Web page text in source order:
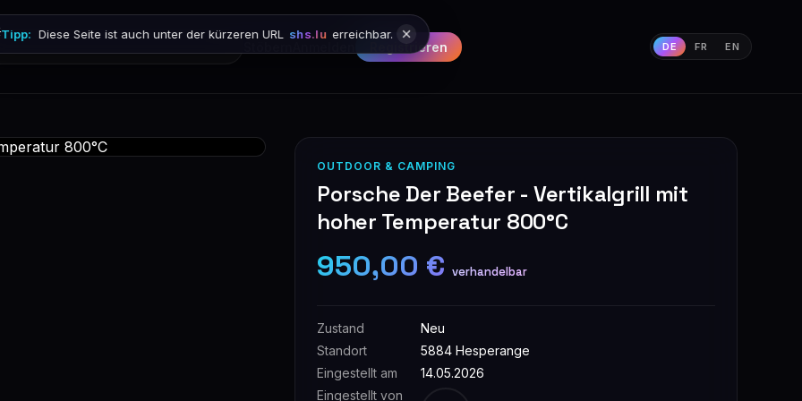
Registrieren DE FR EN
Tipp: Diese Seite ist auch unter der kürzeren URL shs.lu erreichbar.
OUTDOOR & CAMPING
Porsche Der Beefer - Vertikalgrill mit
hoher Temperatur 800°C
950,00 € verhandelbar
Zustand
Neu
Standort
5884 Hesperange
Eingestellt am
14.05.2026
Eingestellt von